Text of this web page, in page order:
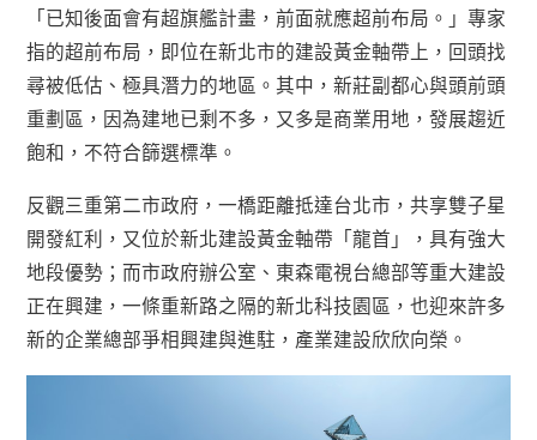
「已知後面會有超旗艦計畫，前面就應超前布局。」專家
指的超前布局，即位在新北市的建設黃金軸帶上，回頭找
尋被低估、極具潛力的地區。其中，新莊副都心與頭前頭
重劃區，因為建地已剩不多，又多是商業用地，發展趨近
飽和，不符合篩選標準。
反觀三重第二市政府，一橋距離抵達台北市，共享雙子星
開發紅利，又位於新北建設黃金軸帶「龍首」，具有強大
地段優勢；而市政府辦公室、東森電視台總部等重大建設
正在興建，一條重新路之隔的新北科技園區，也迎來許多
新的企業總部爭相興建與進駐，產業建設欣欣向榮。